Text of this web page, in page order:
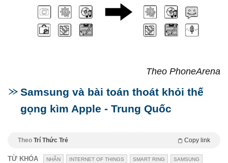
Theo PhoneArena
Samsung và bài toán thoát khỏi thế
gọng kìm Apple - Trung Quốc
Theo Trí Thức Trẻ Copy link
TỪ KHÓA NHẪN INTERNET OF THINGS SMART RING SAMSUNG